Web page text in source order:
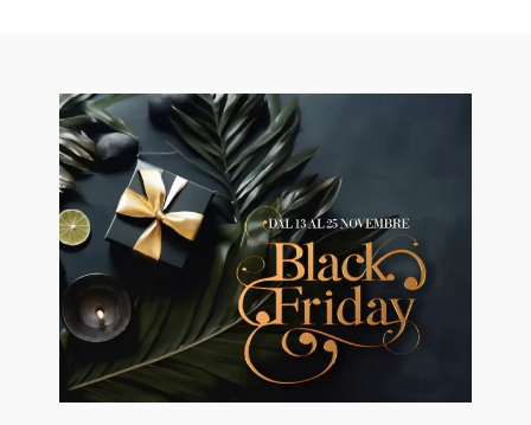
🖤BLACK FRIDAY dal 13 a l 25
Novembre sconti fino al 50% Su
Erboristeria ed Estetica.